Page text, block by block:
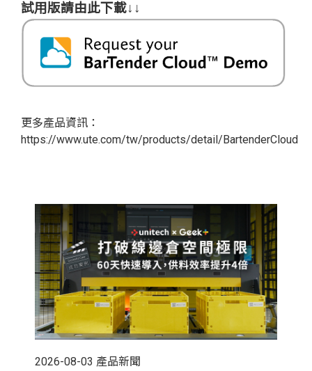
試用版請由此下載↓↓
更多產品資訊：
https://www.ute.com/tw/products/detail/BartenderCloud
2026-08-03 產品新聞